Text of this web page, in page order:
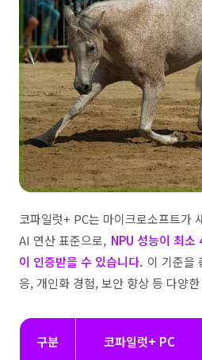
코파일럿+ PC는 마이크로소프트가
AI 연산 표준으로, NPU 성능이 최
이 인증받을 수 있습니다. 이 기준을
응, 개인화 경험, 보안 향상 등 다양
구분 코파일럿+ PC